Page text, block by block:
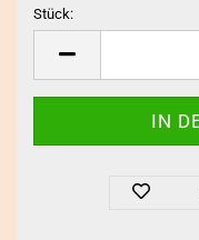
Stück: